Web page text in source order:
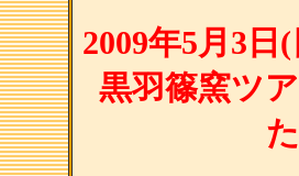
2009年5月3日
黒羽篠窯ツ